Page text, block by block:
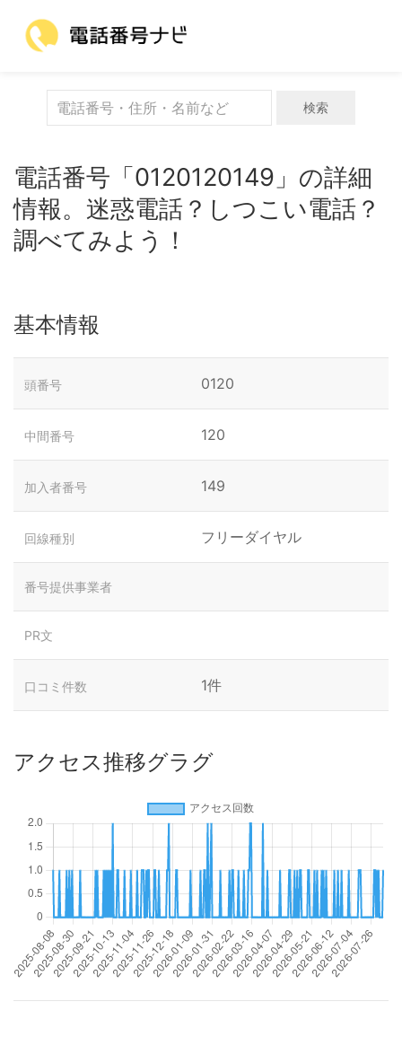
検索
電話番号「0120120149」の詳細
情報。迷惑電話？しつこい電話？
調べてみよう！
基本情報
頭番号 0120
中間番号 120
加入者番号 149
回線種別 フリーダイヤル
番号提供事業者
PR文
口コミ件数 1件
アクセス推移グラグ